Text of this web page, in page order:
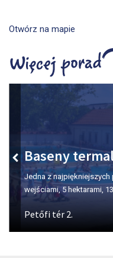
Otwórz na mapie
Dolina
Miejsce numer jeden na